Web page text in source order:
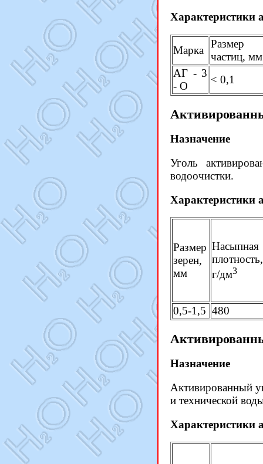
Характеристики
Марка
Размер
частиц, мм
АГ - 3
- О
< 0,1
Назначение
Уголь
водоочистки.
Характеристики
Размер
зерен,
мм
Насыпная
плотность,
г/дм3
0,5-1,5 480
Назначение
Активированный
и технической
Характеристики